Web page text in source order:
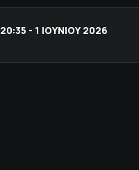
20:35 - 1 ΙΟΥΝΊΟΥ 2026